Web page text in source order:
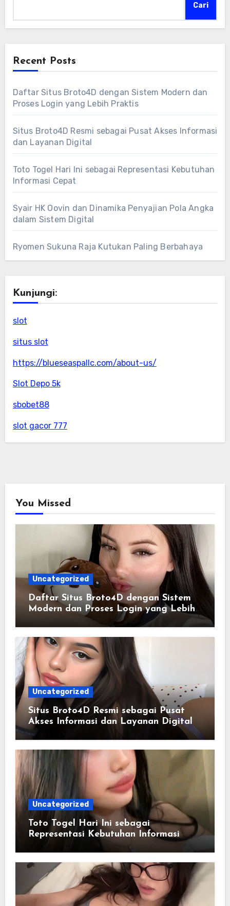
Cari
Recent Posts
Daftar Situs Broto4D dengan Sistem Modern dan
Proses Login yang Lebih Praktis
Situs Broto4D Resmi sebagai Pusat Akses Informasi
dan Layanan Digital
Toto Togel Hari Ini sebagai Representasi Kebutuhan
Informasi Cepat
Syair HK Oovin dan Dinamika Penyajian Pola Angka
dalam Sistem Digital
Ryomen Sukuna Raja Kutukan Paling Berbahaya
Kunjungi:
slot
situs slot
https://blueseaspallc.com/about-us/
Slot Depo 5k
sbobet88
slot gacor 777
You Missed
Uncategorized
Daftar Situs Broto4D dengan Sistem
Modern dan Proses Login yang Lebih
Uncategorized
Situs Broto4D Resmi sebagai Pusat
Akses Informasi dan Layanan Digital
Uncategorized
Toto Togel Hari Ini sebagai
Representasi Kebutuhan Informasi